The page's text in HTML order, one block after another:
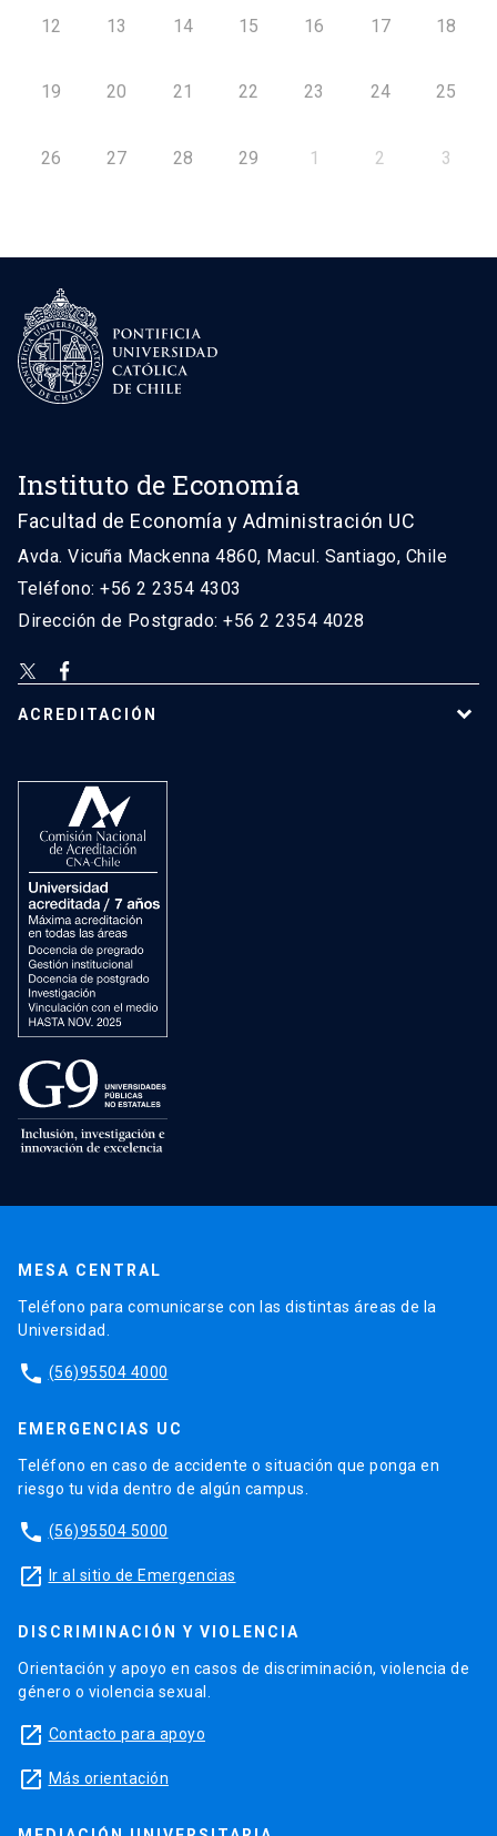
12 13 14 15 16 17 18
19 20 21 22 23 24 25
26 27 28 29 1 2 3
Instituto de Economía
Facultad de Economía y Administración UC
Avda. Vicuña Mackenna 4860, Macul. Santiago, Chile
Teléfono: +56 2 2354 4303
Dirección de Postgrado: +56 2 2354 4028
ACREDITACIÓN
MESA CENTRAL
Teléfono para comunicarse con las distintas áreas de la
Universidad.
phone (56)95504 4000
EMERGENCIAS UC
Teléfono en caso de accidente o situación que ponga en
riesgo tu vida dentro de algún campus.
phone (56)95504 5000
launch Ir al sitio de Emergencias
DISCRIMINACIÓN Y VIOLENCIA
Orientación y apoyo en casos de discriminación, violencia de
género o violencia sexual.
launch Contacto para apoyo
launch Más orientación